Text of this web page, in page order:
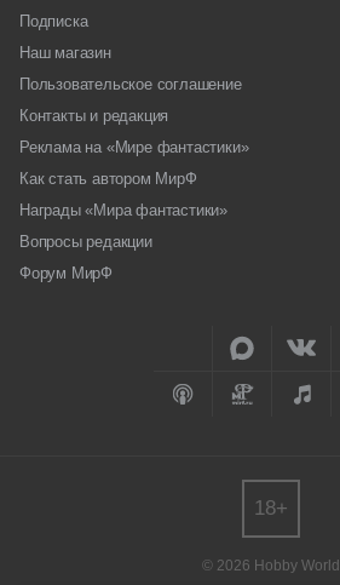
Подписка
Наш магазин
Пользовательское соглашение
Контакты и редакция
Реклама на «Мире фантастики»
Как стать автором МирФ
Награды «Мира фантастики»
Вопросы редакции
Форум МирФ
© 2026 Hobby World
18+